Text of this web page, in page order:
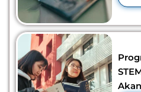
Akan